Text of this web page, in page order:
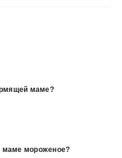
маме?
мороженое?